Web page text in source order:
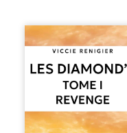
Revenge est à la
tête des
Diamond’s, un clan
de motards aussi
réputé et respecté
que redouté dans
tout le pays. Rien
ne la prédestinait